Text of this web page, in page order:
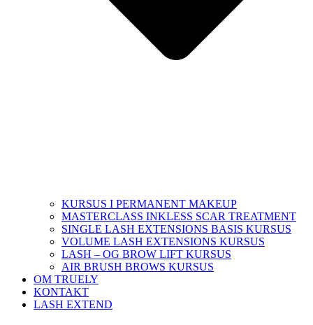
KURSUS I PERMANENT MAKEUP
MASTERCLASS INKLESS SCAR TREATMENT
SINGLE LASH EXTENSIONS BASIS KURSUS
VOLUME LASH EXTENSIONS KURSUS
LASH – OG BROW LIFT KURSUS
AIR BRUSH BROWS KURSUS
OM TRUELY
KONTAKT
LASH EXTEND